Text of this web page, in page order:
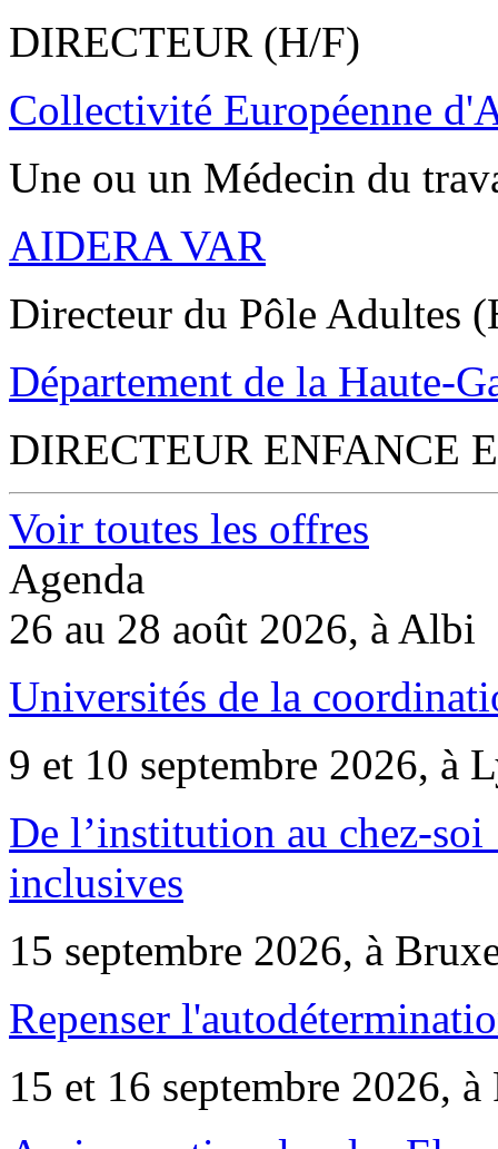
DIRECTEUR (H/F)
Collectivité Européenne
Une ou un Médecin du
AIDERA VAR
Directeur du Pôle Adultes
Département de la Haute-
DIRECTEUR ENFANCE
Voir toutes les offres
Agenda
26 au 28 août 2026, à Albi
Universités de la
9 et 10 septembre 2026, à
De l’institution au chez-
inclusives
15 septembre 2026, à
Repenser
15 et 16 septembre 2026, à